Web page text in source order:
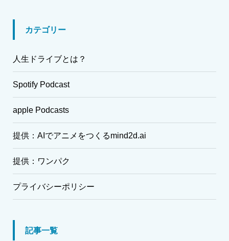
カテゴリー
人生ドライブとは？
Spotify Podcast
apple Podcasts
提供：AIでアニメをつくるmind2d.ai
提供：ワンパク
プライバシーポリシー
記事一覧